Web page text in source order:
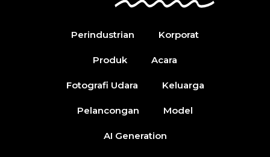
Perindustrian Korporat
Produk Acara
Fotografi Udara Keluarga
Pelancongan Model
AI Generation